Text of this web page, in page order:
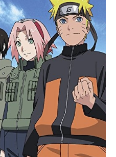
キャスト江戸川コナン：高
毛利小五郎：小山力也毛利
明美工藤新一：山口勝平阿
緒方賢一元太：高木渉光
育江歩美：岩居由希子灰原
めぐみ服部平次：堀川りょ
葉：宮村優子鈴木園子：松
京極真：檜山修之世良真
のり子工藤優作：田中秀幸
子：島本須美妃英理：高島
警部：茶風林高木刑事：高
和伸：千葉一伸白鳥任三
和彦佐藤美和子：湯屋敦子
之紀ウォッカ：立木文彦